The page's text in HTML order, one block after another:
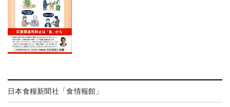
日本食糧新聞社「食情報館」